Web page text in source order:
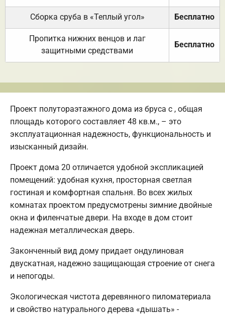
Сборка сруба в «Теплый угол» Бесплатно
Пропитка нижних венцов и лаг
защитными средствами
Бесплатно
Проект полутораэтажного дома из бруса с , общая
площадь которого составляет 48 кв.м., – это
эксплуатационная надежность, функциональность и
изысканный дизайн.
Проект дома 20 отличается удобной экспликацией
помещений: удобная кухня, просторная светлая
гостиная и комфортная спальня. Во всех жилых
комнатах проектом предусмотрены зимние двойные
окна и филенчатые двери. На входе в дом стоит
надежная металлическая дверь.
Законченный вид дому придает ондулиновая
двускатная, надежно защищающая строение от снега
и непогоды.
Экологическая чистота деревянного пиломатериала
и свойство натурального дерева «дышать» -